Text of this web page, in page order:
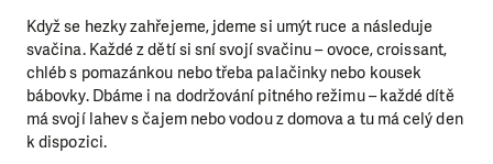
Když se hezky zahřejeme, jdeme si umýt ruce a následuje
svačina. Každé z dětí si sní svojí svačinu – ovoce, croissant,
chléb s pomazánkou nebo třeba palačinky nebo kousek
bábovky. Dbáme i na dodržování pitného režimu – každé dítě
má svojí lahev s čajem nebo vodou z domova a tu má celý den
k dispozici.